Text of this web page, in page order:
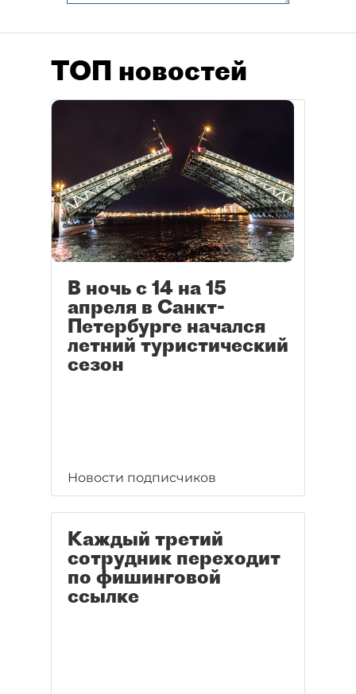
ТОП новостей
В ночь с 14 на 15
апреля в Санкт-
Петербурге начался
летний туристический
сезон
Новости подписчиков
Каждый третий
сотрудник переходит
по фишинговой
ссылке